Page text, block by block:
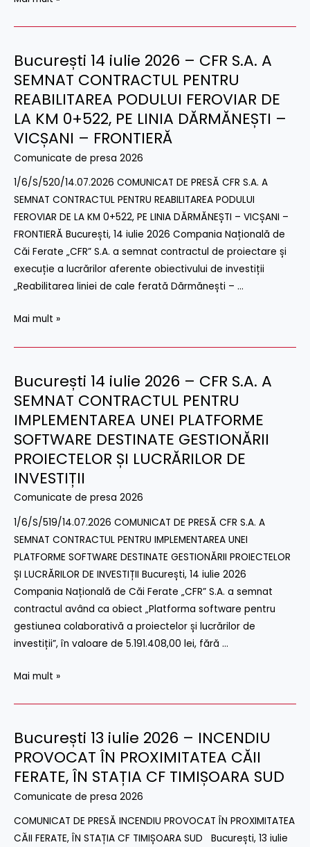
CONSTANȚA
București 14 iulie 2026 – CFR S.A. A
SEMNAT CONTRACTUL PENTRU
REABILITAREA PODULUI FEROVIAR DE
LA KM 0+522, PE LINIA DĂRMĂNEȘTI –
VICȘANI – FRONTIERĂ
Comunicate de presa 2026
1/6/S/520/14.07.2026 COMUNICAT DE PRESĂ CFR S.A. A
SEMNAT CONTRACTUL PENTRU REABILITAREA PODULUI
FEROVIAR DE LA KM 0+522, PE LINIA DĂRMĂNEȘTI – VICȘANI –
FRONTIERĂ București, 14 iulie 2026 Compania Națională de
Căi Ferate „CFR” S.A. a semnat contractul de proiectare și
execuție a lucrărilor aferente obiectivului de investiții
„Reabilitarea liniei de cale ferată Dărmănești – …
București
14
iulie
2026
–
CFR
S.A.
A
SEMNAT
CONTRACTUL
PENTRU
REABILITAREA
PODULUI
FEROVIAR
LA
LINIA
DĂRMĂNEȘTI
–
VICȘANI
–
FRONTIERĂ
Mai mult »
București 14 iulie 2026 – CFR S.A. A
SEMNAT CONTRACTUL PENTRU
IMPLEMENTAREA UNEI PLATFORME
SOFTWARE DESTINATE GESTIONĂRII
PROIECTELOR ȘI LUCRĂRILOR DE
INVESTIȚII
Comunicate de presa 2026
1/6/S/519/14.07.2026 COMUNICAT DE PRESĂ CFR S.A. A
SEMNAT CONTRACTUL PENTRU IMPLEMENTAREA UNEI
PLATFORME SOFTWARE DESTINATE GESTIONĂRII PROIECTELOR
ȘI LUCRĂRILOR DE INVESTIȚII București, 14 iulie 2026
Compania Națională de Căi Ferate „CFR” S.A. a semnat
contractul având ca obiect „Platforma software pentru
gestiunea colaborativă a proiectelor și lucrărilor de
investiții”, în valoare de 5.191.408,00 lei, fără …
București
14
iulie
2026
–
CFR
S.A.
A
SEMNAT
CONTRACTUL
PENTRU
IMPLEMENTAREA
UNEI
PLATFORME
SOFTWARE
DESTINATE
PROIECTELOR
LUCRĂRILOR
INVESTIȚII
Mai mult »
București 13 iulie 2026 – INCENDIU
PROVOCAT ÎN PROXIMITATEA CĂII
FERATE, ÎN STAȚIA CF TIMIȘOARA SUD
Comunicate de presa 2026
COMUNICAT DE PRESĂ INCENDIU PROVOCAT ÎN PROXIMITATEA
CĂII FERATE, ÎN STAȚIA CF TIMIȘOARA SUD București, 13 iulie
București
13
iulie
INCENDIU
PROVOCAT